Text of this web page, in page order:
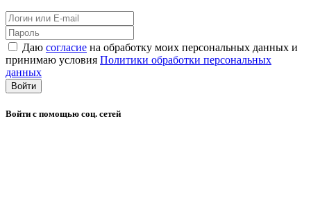
Даю согласие на обработку моих персональных данных и
принимаю условия Политики обработки персональных
данных
Войти
Войти с помощью соц. сетей